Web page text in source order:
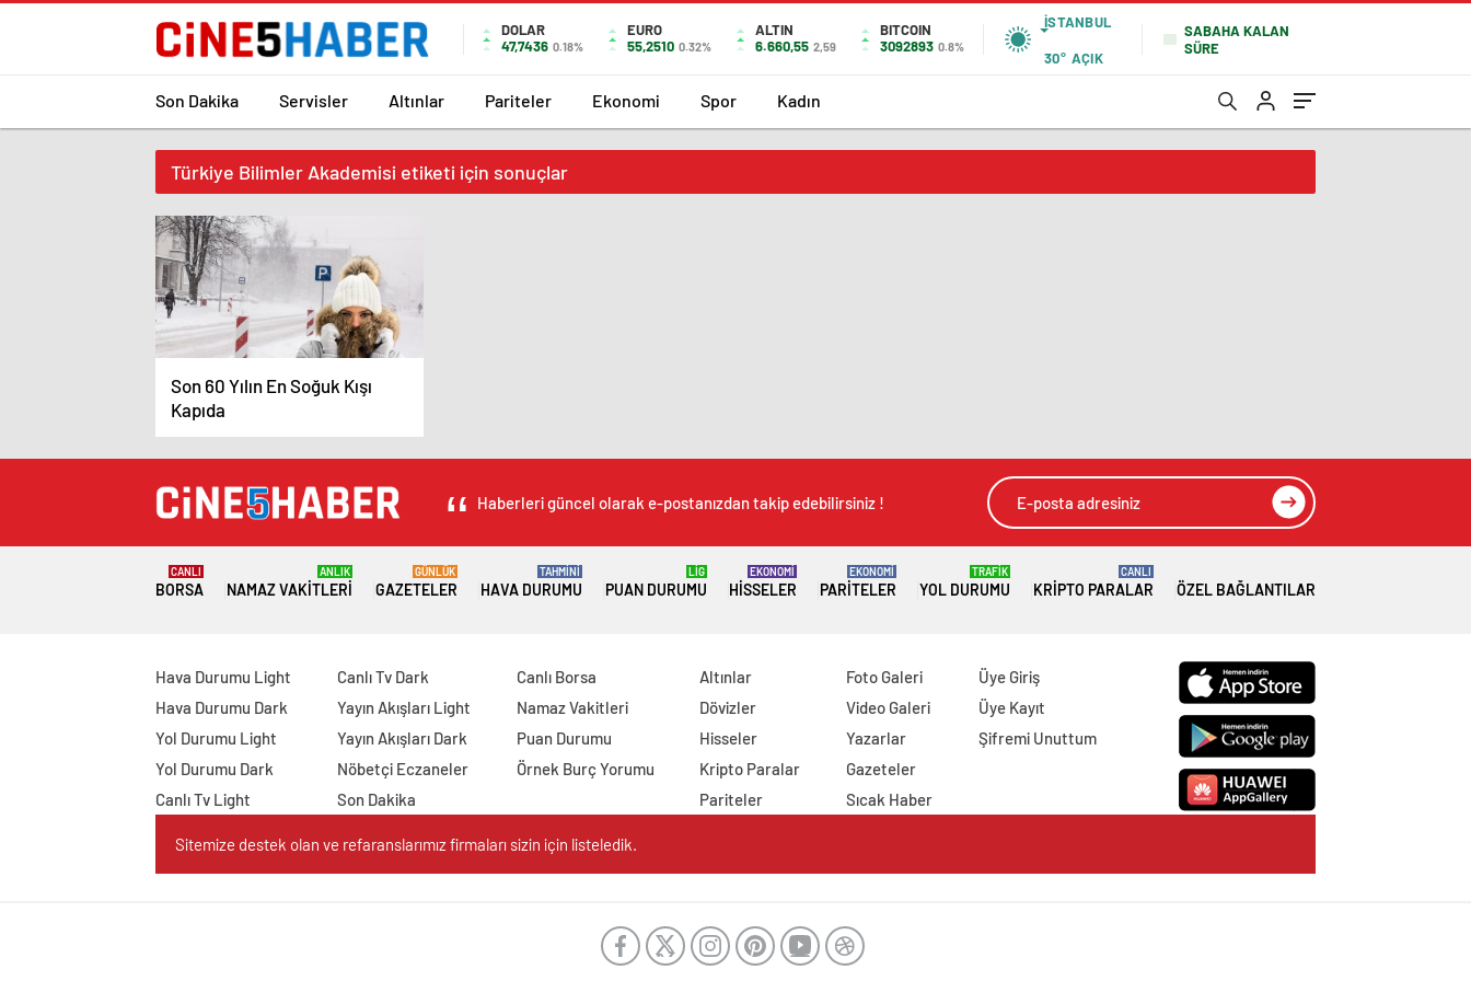
DOLAR
47,7436 0.18%
EURO
55,2510 0.32%
ALTIN
6.660,55 2,59
BITCOIN
3092893 0.8%
İSTANBUL
30° AÇIK
SABAHA KALAN
SÜRE
Son Dakika Servisler Altınlar Pariteler Ekonomi Spor Kadın
Türkiye Bilimler Akademisi etiketi için sonuçlar
Son 60 Yılın En Soğuk Kışı
Kapıda
Haberleri güncel olarak e-postanızdan takip edebilirsiniz !
BORSA
CANLI
NAMAZ VAKITLERI
ANLIK
GAZETELER
GÜNLÜK
HAVA DURUMU
TAHMİNİ
PUAN DURUMU
LİG
HISSELER
EKONOMİ
PARITELER
EKONOMİ
YOL DURUMU
TRAFİK
KRIPTO PARALAR
CANLI
ÖZEL BAĞLANTILAR
Hava Durumu Light
Hava Durumu Dark
Yol Durumu Light
Yol Durumu Dark
Canlı Tv Light
Canlı Tv Dark
Yayın Akışları Light
Yayın Akışları Dark
Nöbetçi Eczaneler
Son Dakika
Canlı Borsa
Namaz Vakitleri
Puan Durumu
Örnek Burç Yorumu
Altınlar
Dövizler
Hisseler
Kripto Paralar
Pariteler
Foto Galeri
Video Galeri
Yazarlar
Gazeteler
Sıcak Haber
Üye Giriş
Üye Kayıt
Şifremi Unuttum
Sitemize destek olan ve refaranslarımız firmaları sizin için listeledik.